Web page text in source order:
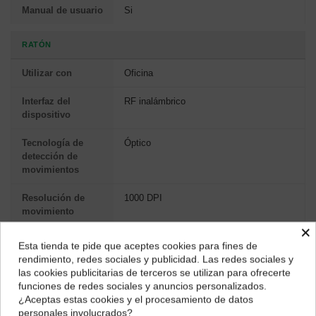
Manual de usuario Si
RATÓN
Utilizar con Oficina
Interfaz del
dispositivo
RF inalámbrico
Tecnología de
detección de
movimientos
Óptico
Resolución de
movimiento
1000 DPI
desplazamiento
Cantidad de
botones
¿Dónde deseas recibir tu pedido?
Selecciona tu ubicación para mostrarte los precios e
impuestos correctos para tu región.
×
Esta tienda te pide que aceptes cookies para fines de
rendimiento, redes sociales y publicidad. Las redes sociales y
las cookies publicitarias de terceros se utilizan para ofrecerte
funciones de redes sociales y anuncios personalizados.
¿Aceptas estas cookies y el procesamiento de datos
personales involucrados?